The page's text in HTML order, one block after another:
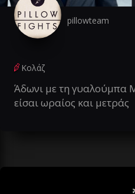
pillowteam
Κολάζ
Άδωνι με τη γυαλούμπα
είσαι ωραίος και μετράς